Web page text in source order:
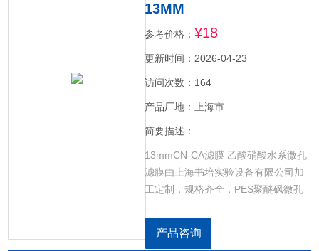
13MM
参考价格： ¥18
更新时间：2026-04-23
访问次数：164
产品厂地：上海市
简要描述：
13mmCN-CA滤膜 乙酸硝酸水系微孔
滤膜由上海书培实验设备有限公司加
工定制，规格齐全，PES聚醚砜微孔
维素微孔滤膜，NYLON尼龙微孔滤
产品咨询